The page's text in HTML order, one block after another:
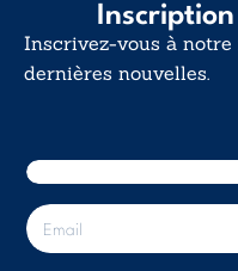
Inscrivez-vous à
dernières nouvelles.
E
-
m